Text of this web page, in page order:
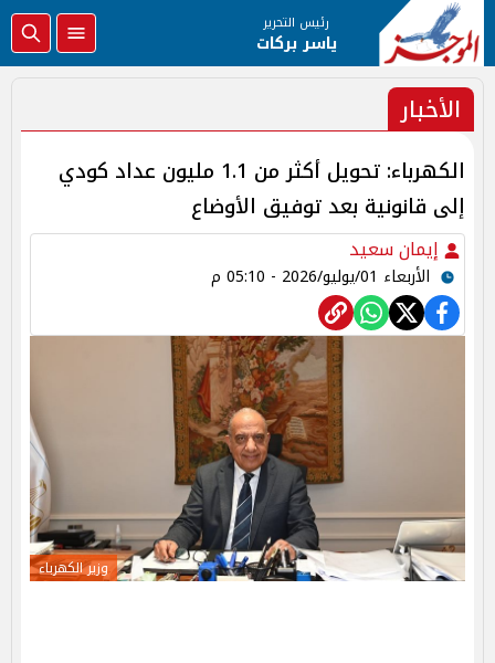
رئيس التحرير
ياسر بركات
الأخبار
الكهرباء: تحويل أكثر من 1.1 مليون عداد كودي
إلى قانونية بعد توفيق الأوضاع
إيمان سعيد
الأربعاء 01/يوليو/2026 - 05:10 م
وزير الكهرباء